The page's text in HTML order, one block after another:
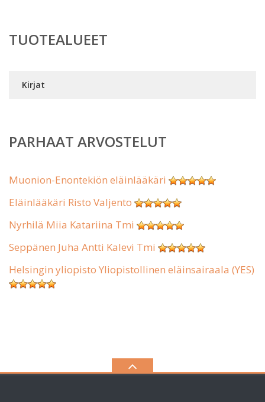
TUOTEALUEET
Kirjat
PARHAAT ARVOSTELUT
Muonion-Enontekiön eläinlääkäri
Eläinlääkäri Risto Valjento
Nyrhilä Miia Katariina Tmi
Seppänen Juha Antti Kalevi Tmi
Helsingin yliopisto Yliopistollinen eläinsairaala (YES)